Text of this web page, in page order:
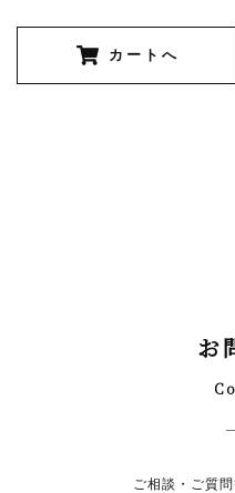
カートへ
お
ご相談・ご質